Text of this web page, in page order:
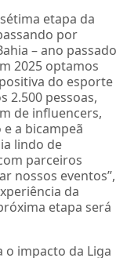
etapa da
por
– ano passado
2025 optamos
do esporte
2.500 pessoas,
de influencers,
a bicampeã
lindo de
parceiros
nossos eventos”,
da
etapa será
o impacto da Liga